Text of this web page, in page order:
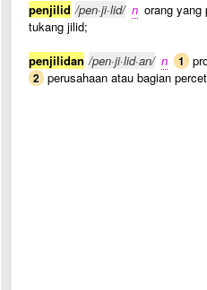
penjilid /pen·ji·lid/ n orang yang
tukang jilid;
penjilidan /pen·ji·lid·an/ n 1
2 perusahaan atau bagian